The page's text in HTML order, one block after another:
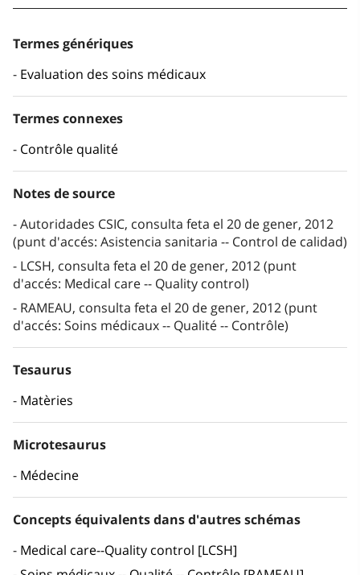
Termes génériques
Evaluation des soins médicaux
Termes connexes
Contrôle qualité
Notes de source
Autoridades CSIC, consulta feta el 20 de gener, 2012
(punt d'accés: Asistencia sanitaria -- Control de calidad)
LCSH, consulta feta el 20 de gener, 2012 (punt
d'accés: Medical care -- Quality control)
RAMEAU, consulta feta el 20 de gener, 2012 (punt
d'accés: Soins médicaux -- Qualité -- Contrôle)
Tesaurus
Matèries
Microtesaurus
Médecine
Concepts équivalents dans d'autres schémas
Medical care--Quality control [LCSH]